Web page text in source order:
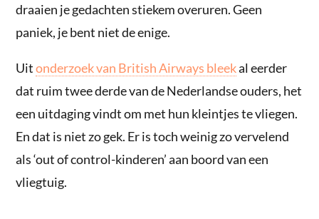
draaien je gedachten stiekem overuren. Geen
paniek, je bent niet de enige.
Uitonderzoek van British Airways bleekal eerder
dat ruim twee derde van de Nederlandse ouders, het
een uitdaging vindt om met hun kleintjes te vliegen.
En dat is niet zo gek. Er is toch weinig zo vervelend
als ‘out of control-kinderen’ aan boord van een
vliegtuig.